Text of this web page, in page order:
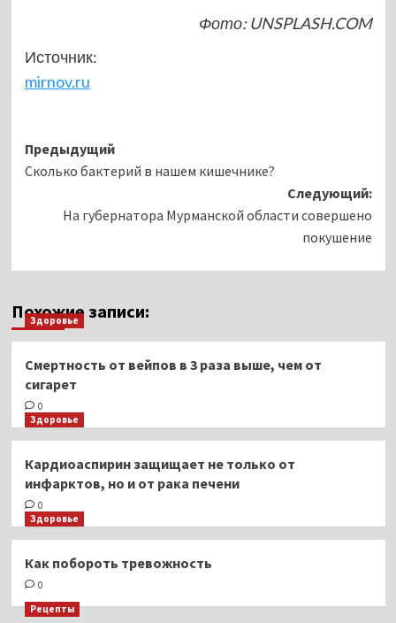
Фото: UNSPLASH.COM
Источник:
mirnov.ru
Навигация
записи
Предыдущий
Сколько бактерий в нашем кишечнике?
Следующий:
На губернатора Мурманской области совершено
покушение
Похожие записи:
Здоровье
Смертность от вейпов в 3 раза выше, чем от
сигарет
0
Здоровье
Кардиоаспирин защищает не только от
инфарктов, но и от рака печени
0
Здоровье
Как побороть тревожность
0
Рецепты